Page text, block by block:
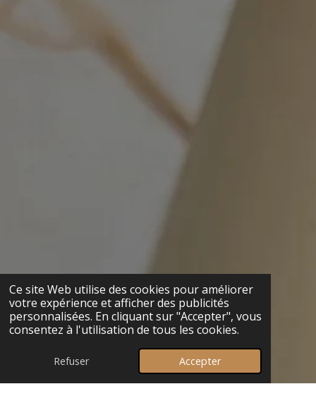
Ce site Web utilise des cookies pour améliorer
votre expérience et afficher des publicités
personnalisées. En cliquant sur "Accepter", vous
consentez à l'utilisation de tous les cookies.
Refuser Accepter